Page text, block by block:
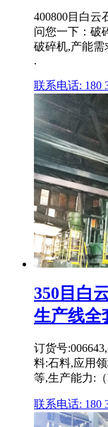
400800目白云
问您一下：破
破碎机,产能
.
联系电话: 180
350目白
生产线全
订货号
料:石料,应用
等,生产能力:
联系电话: 180